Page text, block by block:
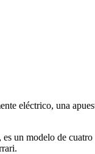
eléctrico, una
un modelo de